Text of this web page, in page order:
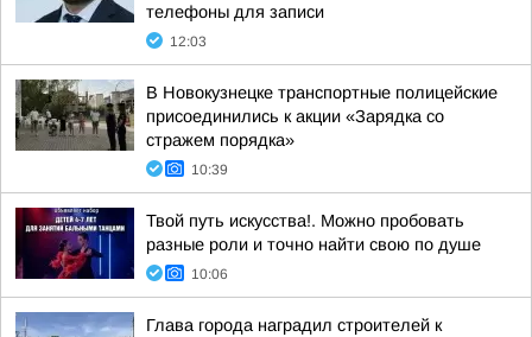
телефоны для записи
12:03
В Новокузнецке транспортные полицейские
присоединились к акции «Зарядка со
стражем порядка»
10:39
Твой путь искусства!. Можно пробовать
разные роли и точно найти свою по душе
10:06
Глава города наградил строителей к